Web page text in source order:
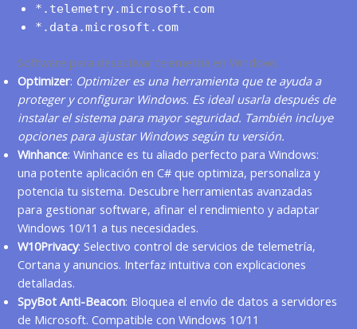
*.telemetry.microsoft.com
*.data.microsoft.com
Software para desactivar telemetría en Windows
Optimizer: Optimizer es una herramienta que te ayuda a
proteger y configurar Windows. Es ideal usarla después de
instalar el sistema para mayor seguridad. También incluye
opciones para ajustar Windows según tu versión.
Winhance: Winhance es tu aliado perfecto para Windows:
una potente aplicación en C# que optimiza, personaliza y
potencia tu sistema. Descubre herramientas avanzadas
para gestionar software, afinar el rendimiento y adaptar
Windows 10/11 a tus necesidades.
W10Privacy: Selectivo control de servicios de telemetría,
Cortana y anuncios. Interfaz intuitiva con explicaciones
detalladas.
SpyBot Anti-Beacon: Bloquea el envío de datos a servidores
de Microsoft. Compatible con Windows 10/11